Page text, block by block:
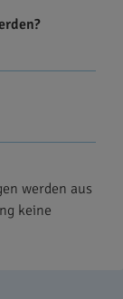
werden aus
keine